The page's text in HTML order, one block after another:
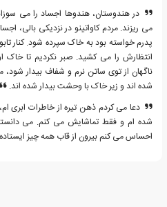
در هندوستان، هندوها اجساد را می
می ریزند. مردم کاواتینو در نزدیکی بالی،
پدرم خواسته بود به خاک سپرده شود. کنار
انتظارش را می کشید. صبر نکردیم تا خاک
ناگهان از توی ساتن نرم و شفاف بیدار
شده اند و زیر خاک با وحشت بیدار شده اند.
دعا می کردم ذهن تیره از خاطرات ابری
شده ام و فقط تماشایش می کنم. می
احساس می کنم بیرون از قاب همه چیز